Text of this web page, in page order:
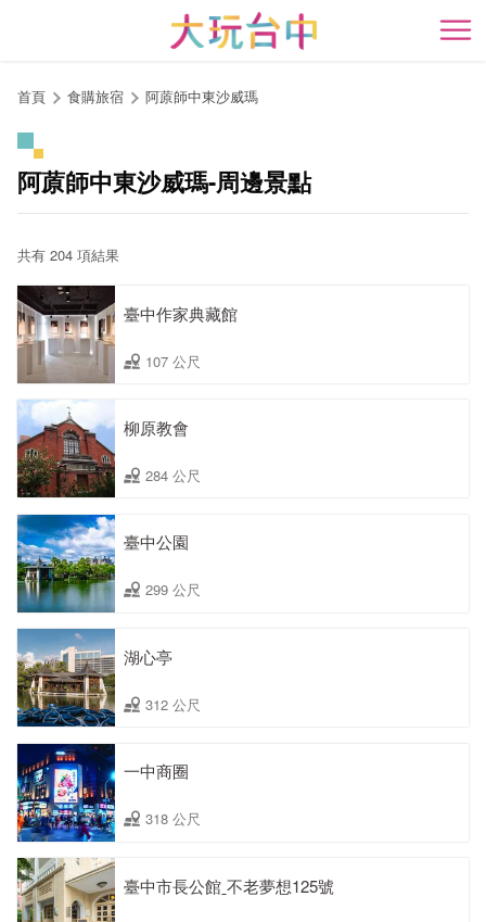
開
首頁 食購旅宿 阿蒝師中東沙威瑪
阿蒝師中東沙威瑪-周邊景點
共有 204 項結果
臺中作家典藏館
107 公尺
柳原教會
284 公尺
臺中公園
299 公尺
湖心亭
312 公尺
一中商圈
318 公尺
臺中市長公館ˍ不老夢想125號